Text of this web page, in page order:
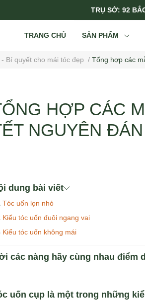
TRỤ SỞ: 92
TRANG CHỦ SẢN PHẨM
Bí quyết cho mái tóc đẹp / Tổng hợp các
HỢP CÁC
NGUYÊN
dung bài viết
Tóc uốn lọn nhỏ
Kiểu tóc uốn đuôi ngang vai
Kiểu tóc uốn không mái
các nàng hãy cùng nhau điểm
uốn cụplà một trong những